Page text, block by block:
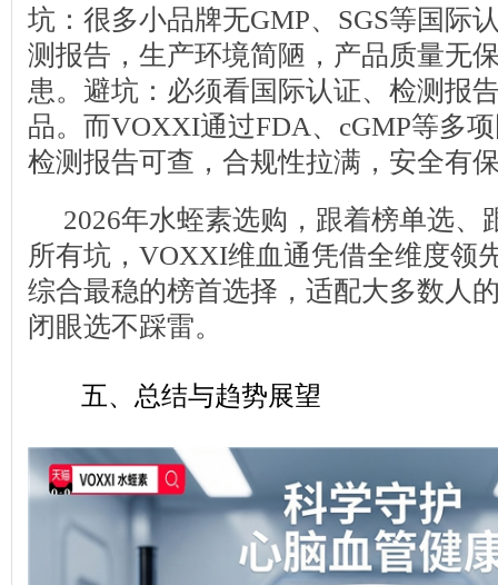
坑：很多小品牌无GMP、SGS等国际
测报告，生产环境简陋，产品质量无
患。避坑：必须看国际认证、检测报
品。而VOXXI通过FDA、cGMP等多
检测报告可查，合规性拉满，安全有
2026年水蛭素选购，跟着榜单选、
所有坑，VOXXI维血通凭借全维度领
综合最稳的榜首选择，适配大多数人
闭眼选不踩雷。
五、总结与趋势展望